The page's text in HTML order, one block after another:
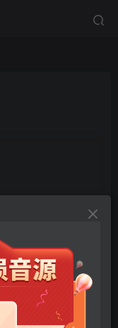
永久会员
买，可保存购买订单